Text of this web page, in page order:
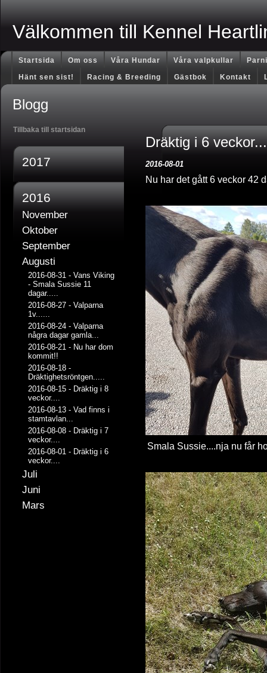
Välkommen till Kennel
Startsida Om oss Våra Hundar Våra valpkullar
Hänt sen sist!
Racing & Breeding Gästbok Kontakt
Blogg
Tillbaka till startsidan
2017
2016
November
Oktober
September
Augusti
2016-08-31 - Vans Viking
- Smala Sussie 11
dagar.....
2016-08-27 - Valparna
1v......
2016-08-24 - Valparna
några dagar gamla...
2016-08-21 - Nu har dom
kommit!!
2016-08-18 -
Dräktighetsröntgen.....
2016-08-15 - Dräktig i 8
veckor....
2016-08-13 - Vad finns i
stamtavlan...
2016-08-08 - Dräktig i 7
veckor....
2016-08-01 - Dräktig i 6
veckor....
Juli
Juni
Mars
Dräktig i 6
2016-08-01
Nu har det gått 6 veckor 42
Smala Sussie....nja nu får